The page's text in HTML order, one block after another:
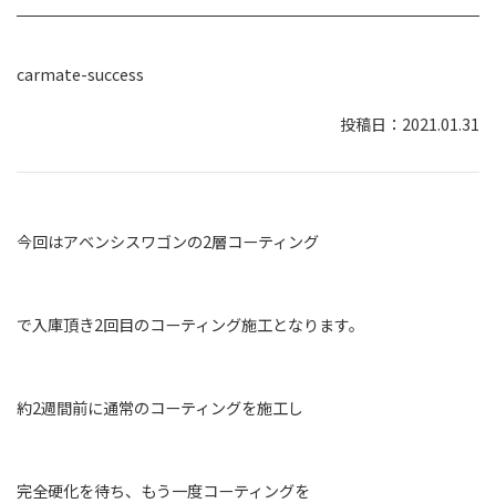
carmate-success
2021.01.31
今回はアベンシスワゴンの2層コーティング
で入庫頂き2回目のコーティング施工となります。
約2週間前に通常のコーティングを施工し
完全硬化を待ち、もう一度コーティングを